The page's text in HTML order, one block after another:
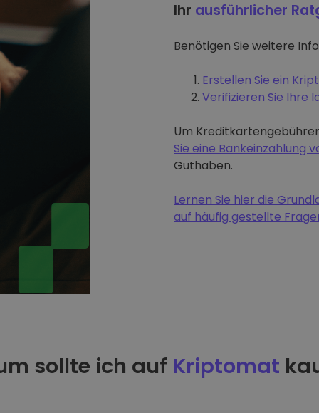
Ihr ausführlicher
Benötigen Sie weitere
Erstellen Sie ein
Verifizieren Sie Ihre
Um
Sie eine Bankeinzahlung
Guthaben.
Lernen Sie hier die
auf häufig gestellte
sollte ich auf Kriptomat